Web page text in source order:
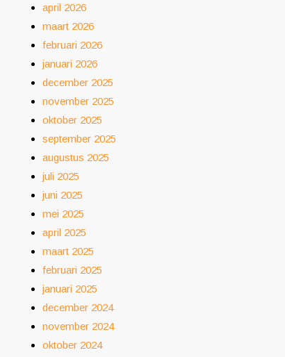
april 2026
maart 2026
februari 2026
januari 2026
december 2025
november 2025
oktober 2025
september 2025
augustus 2025
juli 2025
juni 2025
mei 2025
april 2025
maart 2025
februari 2025
januari 2025
december 2024
november 2024
oktober 2024